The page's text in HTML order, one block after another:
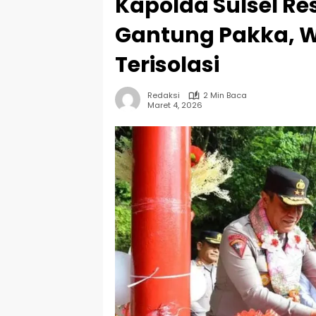
Gantung Pakka,
Terisolasi
Redaksi
2 Min Baca
Maret 4, 2026